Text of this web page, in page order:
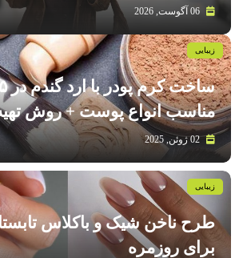
مناسب انواع پوست‌ + روش
02 ژوئن, 2025
زیبایی
طرح ناخن شیک و باکلاس
برای روزمره
زیبایی